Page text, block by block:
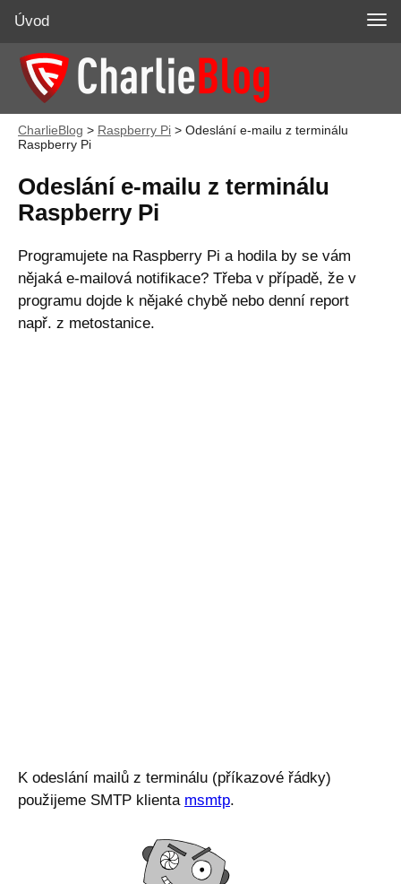
CharlieBlog > Raspberry Pi > Odeslání e-mailu z terminálu
Raspberry Pi
Odeslání e-mailu z terminálu
Raspberry Pi
Programujete na Raspberry Pi a hodila by se vám
nějaká e-mailová notifikace? Třeba v případě, že v
programu dojde k nějaké chybě nebo denní report
např. z metostanice.
K odeslání mailů z terminálu (příkazové řádky)
použijeme SMTP klienta msmtp.
Úvod